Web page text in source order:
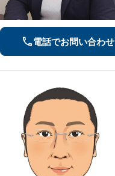
電話でお問い合わせ